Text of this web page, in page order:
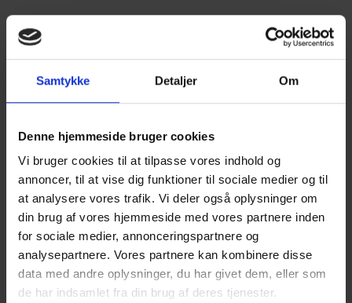
Samtykke Detaljer Om
Denne hjemmeside bruger cookies
Vi bruger cookies til at tilpasse vores indhold og
annoncer, til at vise dig funktioner til sociale medier og til
at analysere vores trafik. Vi deler også oplysninger om
din brug af vores hjemmeside med vores partnere inden
for sociale medier, annonceringspartnere og
analysepartnere. Vores partnere kan kombinere disse
data med andre oplysninger, du har givet dem, eller som
de har indsamlet fra din brug af deres tjenester.
”Det er først og fremmest friheden til selv at
tage beslutning, der tiltaler mig. Får jeg en
at spørge nogen først. Det giver også en
fridage,” siger Ditte Kristensen, der har det
fint med, at hun som selvstændig også til
tider må yde en ekstra indsats.
Ditte Kristensen blev uddannet som
kosmetiker i 2006 og fik arbejde på en klinik i
Hjørring. Her var hun – afbrudt af en
barselsorlov – frem til 2010, hvor hun